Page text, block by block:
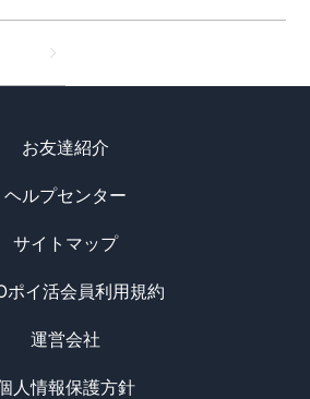
お友達紹介
ヘルプセンター
サイトマップ
ポイ活会員利用規約
運営会社
人情報保護方針